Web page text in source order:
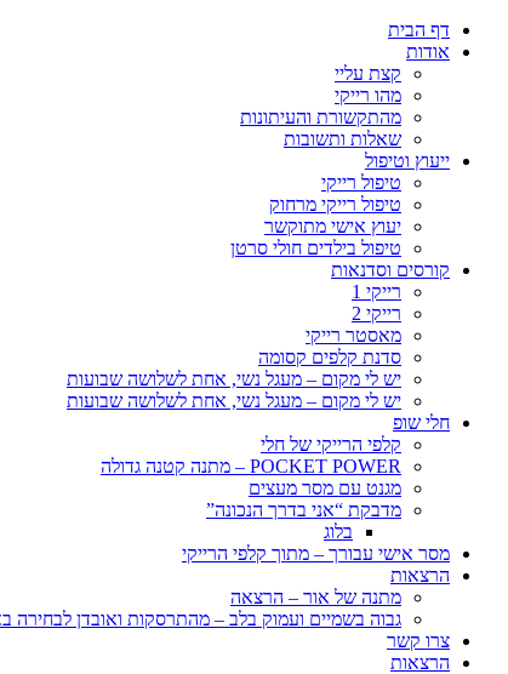
דף הבית
אודות
קצת עליי
מהו רייקי
מהתקשורת והעיתונות
שאלות ותשובות
ייעוץ וטיפול
טיפול רייקי
טיפול רייקי מרחוק
יעוץ אישי מתוקשר
טיפול בילדים חולי סרטן
קורסים וסדנאות
רייקי 1
רייקי 2
מאסטר רייקי
סדנת קלפים קסומה
יש לי מקום – מעגל נשי, אחת לשלושה שבועות
יש לי מקום – מעגל נשי, אחת לשלושה שבועות
חלי שופ
קלפי הרייקי של חלי
POCKET POWER – מתנה קטנה גדולה
מגנט עם מסר מעצים
מדבקת “אני בדרך הנכונה”
בלוג
מסר אישי עבורך – מתוך קלפי הרייקי
הרצאות
מתנה של אור – הרצאה
גבוה בשמיים ועמוק בלב – מהתרסקות ואובדן לבחירה
צרו קשר
הרצאות